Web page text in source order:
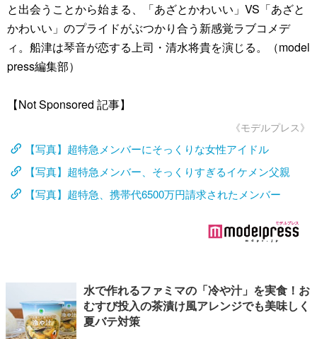
と出会うことから始まる、「あざとかわいい」VS「あざと
かわいい」のプライドがぶつかり合う新感覚ラブコメデ
ィ。船津は琴音が恋する上司・清水将貴を演じる。（model
press編集部）
【Not Sponsored 記事】
《モデルプレス》
【写真】超特急メンバーにそっくりな女性アイドル
【写真】超特急メンバー、そっくりすぎるイケメン父親
【写真】超特急、携帯代6500万円請求されたメンバー
水で作れるファミマの「冷や汁」を実食！お
むすび投入の茶漬け風アレンジでも美味しく
夏バテ対策